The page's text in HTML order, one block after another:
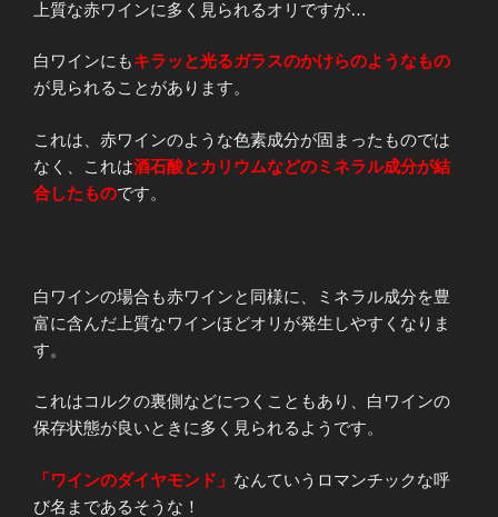
上質な赤ワインに多く見られるオリですが…
白ワインにもキラッと光るガラスのかけらのようなもの
が見られることがあります。
これは、赤ワインのような色素成分が固まったものでは
なく、これは酒石酸とカリウムなどのミネラル成分が結
合したものです。
白ワインの場合も赤ワインと同様に、ミネラル成分を豊
富に含んだ上質なワインほどオリが発生しやすくなりま
す。
これはコルクの裏側などにつくこともあり、白ワインの
保存状態が良いときに多く見られるようです。
「ワインのダイヤモンド」 なんていうロマンチックな呼
び名まであるそうな！